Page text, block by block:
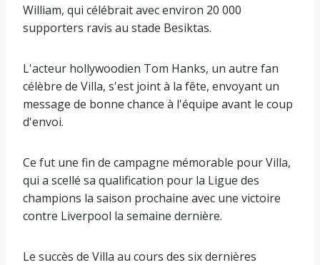
William, qui célébrait avec environ 20 000
supporters ravis au stade Besiktas.
L'acteur hollywoodien Tom Hanks, un autre fan
célèbre de Villa, s'est joint à la fête, envoyant un
message de bonne chance à l'équipe avant le coup
d'envoi.
Ce fut une fin de campagne mémorable pour Villa,
qui a scellé sa qualification pour la Ligue des
champions la saison prochaine avec une victoire
contre Liverpool la semaine dernière.
Le succès de Villa au cours des six dernières